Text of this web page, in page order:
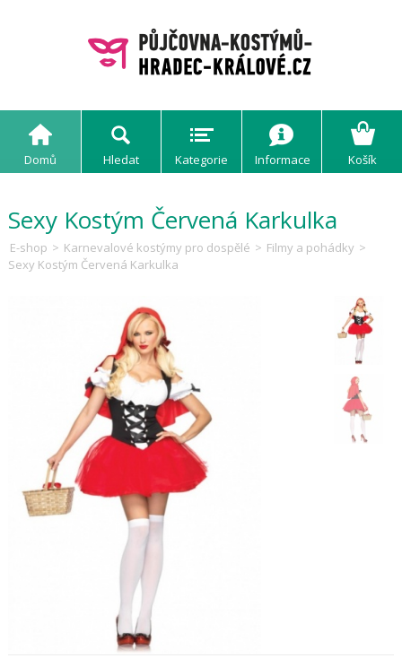
Domů Hledat Kategorie Informace Košík
Sexy Kostým Červená Karkulka
E-shop > Karnevalové kostýmy pro dospělé > Filmy a pohádky >
Sexy Kostým Červená Karkulka